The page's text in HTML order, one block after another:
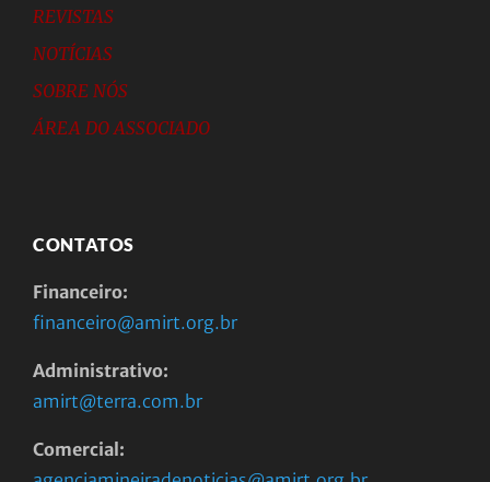
REVISTAS
NOTÍCIAS
SOBRE NÓS
ÁREA DO ASSOCIADO
CONTATOS
Financeiro:
financeiro@amirt.org.br
Administrativo:
amirt@terra.com.br
Comercial: